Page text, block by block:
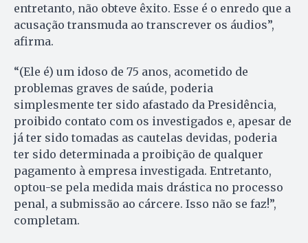
entretanto, não obteve êxito. Esse é o enredo que a
acusação transmuda ao transcrever os áudios”,
afirma.
“(Ele é) um idoso de 75 anos, acometido de
problemas graves de saúde, poderia
simplesmente ter sido afastado da Presidência,
proibido contato com os investigados e, apesar de
já ter sido tomadas as cautelas devidas, poderia
ter sido determinada a proibição de qualquer
pagamento à empresa investigada. Entretanto,
optou-se pela medida mais drástica no processo
penal, a submissão ao cárcere. Isso não se faz!”,
completam.